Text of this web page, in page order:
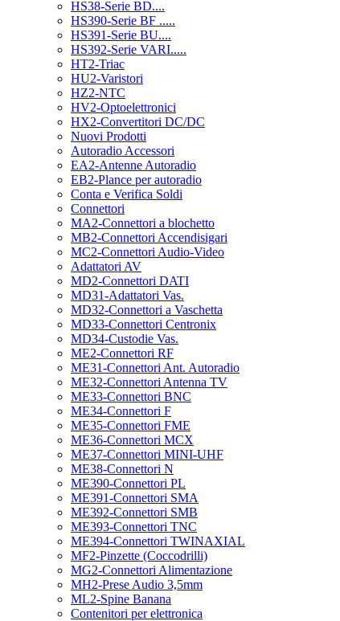
HS38-Serie BD....
HS390-Serie BF .....
HS391-Serie BU....
HS392-Serie VARI.....
HT2-Triac
HU2-Varistori
HZ2-NTC
HV2-Optoelettronici
HX2-Convertitori DC/DC
Nuovi Prodotti
Autoradio Accessori
EA2-Antenne Autoradio
EB2-Plance per autoradio
Conta e Verifica Soldi
Connettori
MA2-Connettori a blochetto
MB2-Connettori Accendisigari
MC2-Connettori Audio-Video
Adattatori AV
MD2-Connettori DATI
MD31-Adattatori Vas.
MD32-Connettori a Vaschetta
MD33-Connettori Centronix
MD34-Custodie Vas.
ME2-Connettori RF
ME31-Connettori Ant. Autoradio
ME32-Connettori Antenna TV
ME33-Connettori BNC
ME34-Connettori F
ME35-Connettori FME
ME36-Connettori MCX
ME37-Connettori MINI-UHF
ME38-Connettori N
ME390-Connettori PL
ME391-Connettori SMA
ME392-Connettori SMB
ME393-Connettori TNC
ME394-Connettori TWINAXIAL
MF2-Pinzette (Coccodrilli)
MG2-Connettori Alimentazione
MH2-Prese Audio 3,5mm
ML2-Spine Banana
Contenitori per elettronica